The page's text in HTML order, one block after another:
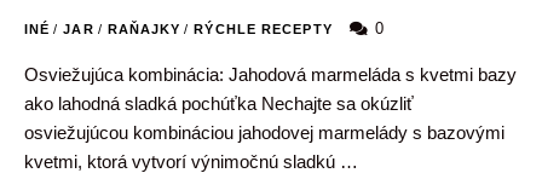
INÉ / JAR / RAŇAJKY / RÝCHLE RECEPTY 0
Osviežujúca kombinácia: Jahodová marmeláda s kvetmi bazy
ako lahodná sladká pochúťka Nechajte sa okúzliť
osviežujúcou kombináciou jahodovej marmelády s bazovými
kvetmi, ktorá vytvorí výnimočnú sladkú …